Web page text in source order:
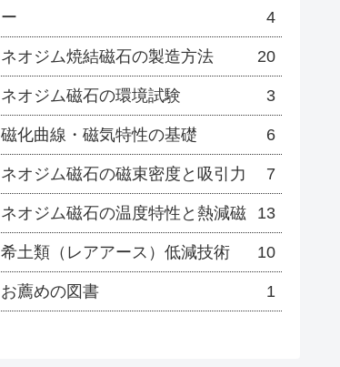
ー
4
ネオジム焼結磁石の製造方法 20
ネオジム磁石の環境試験 3
磁化曲線・磁気特性の基礎 6
ネオジム磁石の磁束密度と吸引力 7
ネオジム磁石の温度特性と熱減磁 13
希土類（レアアース）低減技術 10
お薦めの図書 1